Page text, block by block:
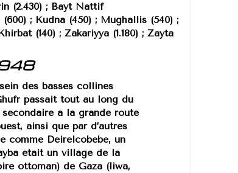
(2.430) ; Bayt Nattif
(600) ; Kudna (450) ; Mughallis (540) ;
(140) ; Zakariyya (1.180) ; Zayta
des basses collines
passait tout au long du
à la grande route
ainsi que par d’autres
comme Deirelcobebe, un
était un village de la
ottoman) de Gaza (liwa,